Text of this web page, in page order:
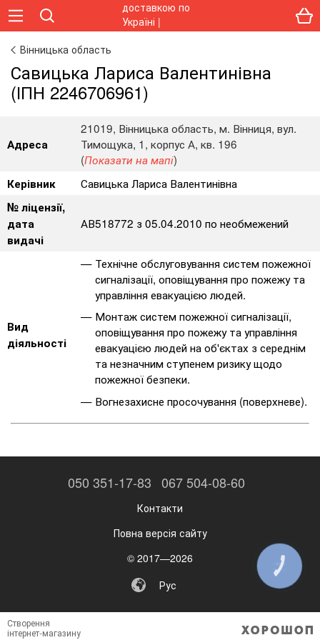
Вінницька область
Савицька Лариса Валентинівна
(ІПН 2246706961)
Адреса
21019, Вінницька область, м. Вінниця, вул.
Тимощука, 1, корпус А, кв. 196
(Показати на мапі)
Керівник
Савицька Лариса Валентинівна
№ ліцензії,
дата
видачі
АВ518772 з 05.04.2010 по необмежений
Вид
діяльності
Технічне обслуговування систем пожежної
сигналізації, оповіщування про пожежу та
управління евакуацією людей.
Монтаж систем пожежної сигналізації,
оповіщування про пожежу та управління
евакуацією людей на об'єктах з середнім
та незначним ступенем ризику щодо
пожежної безпеки.
Вогнезахисне просочування (поверхневе).
050 351-17-83 067 504-08-60
Контакти
Повна версія сайту
© 2017—2026
Рус
Створення
інтернет-магазину
КНОПКА
ЗВ'ЯЗКУ